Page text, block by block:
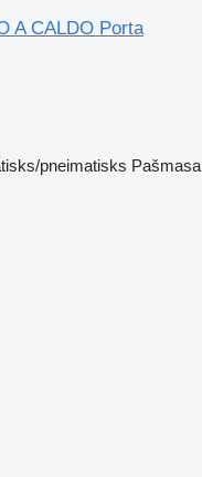
A CALDO Porta
pneimatisks Pašmasa